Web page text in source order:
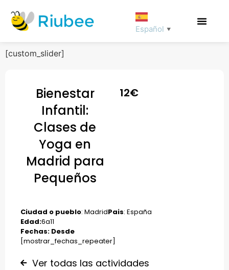
Español ▼
[custom_slider]
Bienestar
Infantil:
Clases de
Yoga en
Madrid para
Pequeños
12€
Ciudad o pueblo: MadridPais: España
Edad:6a11
Fechas: Desde
[mostrar_fechas_repeater]
Ver todas las actividades